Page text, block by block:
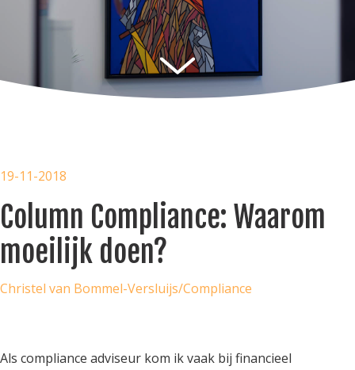
19-11-2018
Column Compliance: Waarom
moeilijk doen?
Christel van Bommel-Versluijs/Compliance
Als compliance adviseur kom ik vaak bij financieel